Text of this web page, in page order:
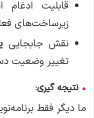
قابلیت
زیرساخت‌های
نقش جابجایی
تغییر وضعیت
• نتیجه گیری:
ما دیگر فقط